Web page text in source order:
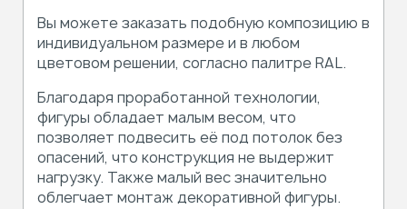
Вы можете заказать подобную композицию в
индивидуальном размере и в любом
цветовом решении, согласно палитре RAL.
Благодаря проработанной технологии,
фигуры обладает малым весом, что
позволяет подвесить её под потолок без
опасений, что конструкция не выдержит
нагрузку. Также малый вес значительно
облегчает монтаж декоративной фигуры.